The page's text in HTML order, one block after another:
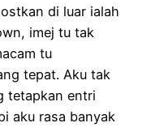
di luar ialah
imej tu tak
tu
tepat. Aku tak
tetapkan entri
aku rasa banyak